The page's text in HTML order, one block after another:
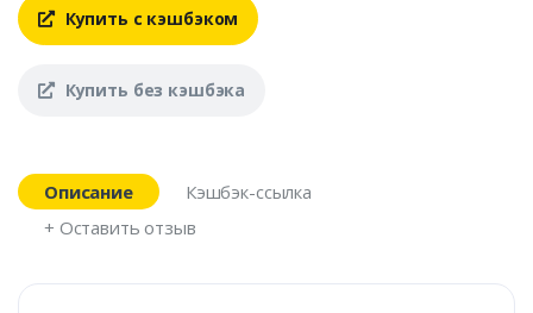
Купить с кэшбэком
Купить без кэшбэка
Описание
Кэшбэк-ссылка
+ Оставить отзыв